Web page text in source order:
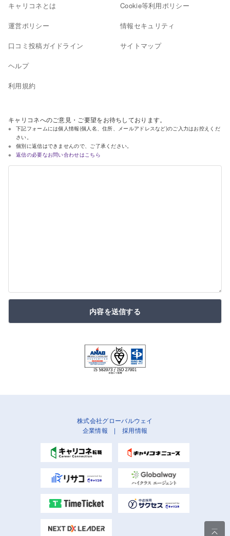
キャリコネとは
運営ポリシー
口コミ投稿ガイドライン
ヘルプ
利用規約
Cookie等利用ポリシー
情報セキュリティ
サイトマップ
キャリコネへのご意見・ご要望をお待ちしております。
下記フォームには個人情報(個人名、住所、メールアドレスなど)のご入力はお控えくだ
さい。
個別に返信はできませんので、ご了承ください。
返信の必要なお問い合わせはこちら
内容を送信する
株式会社グローバルウェイ
企業情報 | 採用情報
